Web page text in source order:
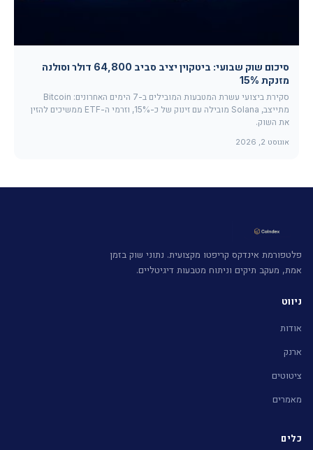
סיכום שוק שבועי: ביטקוין יציב סביב 64,800 דולר וסולנה
מזנקת 15%
סקירת ביצועי עשרת המטבעות המובילים ב-7 הימים האחרונים: Bitcoin
מתייצב, Solana מובילה עם זינוק של כ-15%, וזרמי ה-ETF ממשיכים להזין
את השוק.
אוגוסט 2, 2026
פלטפורמת אינדקס קריפטו מקצועית. נתוני שוק בזמן
אמת, מעקב תיקים וניתוח מטבעות דיגיטליים.
ניווט
אודות
ארנק
ציטוטים
מאמרים
כלים